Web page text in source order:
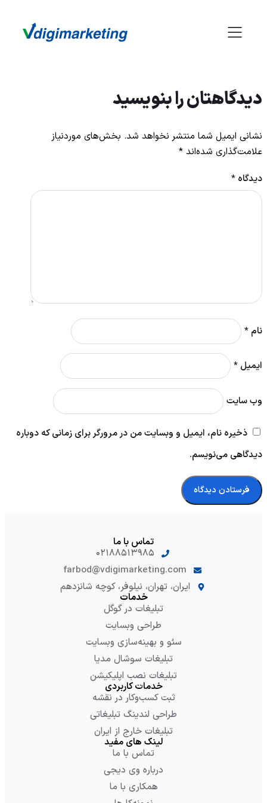
دیدگاهتان را بنویسید
نشانی ایمیل شما منتشر نخواهد شد. بخش‌های موردنیاز
علامت‌گذاری شده‌اند *
دیدگاه *
نام *
ایمیل *
وب‌ سایت
ذخیره نام، ایمیل و وبسایت من در مرورگر برای زمانی که دوباره
دیدگاهی می‌نویسم.
تماس با ما
۰۲۱۸۸۵۱۳۹۸۵
farbod@vdigimarketing.com
ایران، تهران، نیلوفر، کوچه شانزدهم
خدمات
تبلیغات در گوگل
طراحی وبسایت
سئو و بهینه‌سازی وبسایت
تبلیغات سوشال مدیا
تبلیغات نصب اپلیکیشن
خدمات کاربردی
ثبت کسب‌وکار در نقشه
طراحی لندینگ تبلیغاتی
تبلیغات خارج از ایران
لینک های مفید
تماس با ما
درباره وی دیجی
همکاری با ما